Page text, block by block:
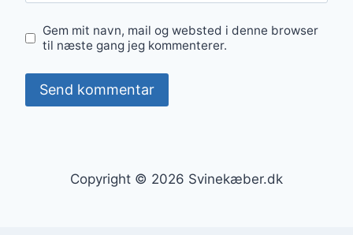
Gem mit navn, mail og websted i denne browser
til næste gang jeg kommenterer.
Copyright © 2026 Svinekæber.dk